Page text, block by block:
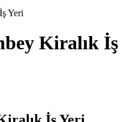
Yeri
Kiralık İş